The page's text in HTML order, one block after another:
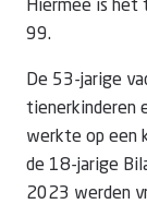
Hiermee is
99.
De 53-jarige
tienerkinderen
werkte op een
de 18-jarige
2023 werden